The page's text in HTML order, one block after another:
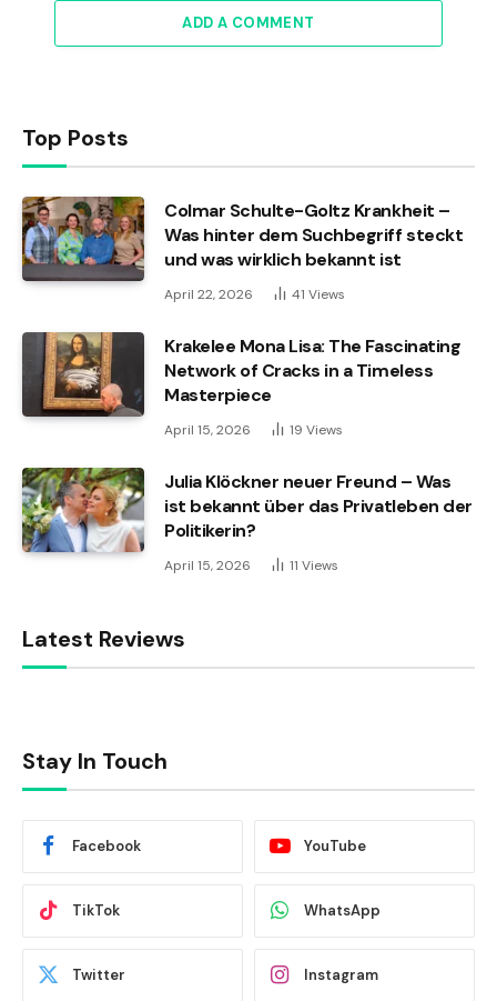
ADD A COMMENT
Top Posts
Colmar Schulte-Goltz Krankheit –
Was hinter dem Suchbegriff steckt
und was wirklich bekannt ist
April 22, 2026 41 Views
Krakelee Mona Lisa: The Fascinating
Network of Cracks in a Timeless
Masterpiece
April 15, 2026 19 Views
Julia Klöckner neuer Freund – Was
ist bekannt über das Privatleben der
Politikerin?
April 15, 2026 11 Views
Latest Reviews
Stay In Touch
Facebook YouTube
TikTok WhatsApp
Twitter Instagram